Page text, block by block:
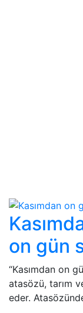
on gün
“Kasımdan on
atasözü, tarım
eder.